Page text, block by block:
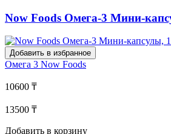
Now Foods Омега-3 Мини-
Добавить в избранное
Омега 3 Now Foods
10600 ₸
13500 ₸
Добавить в корзину